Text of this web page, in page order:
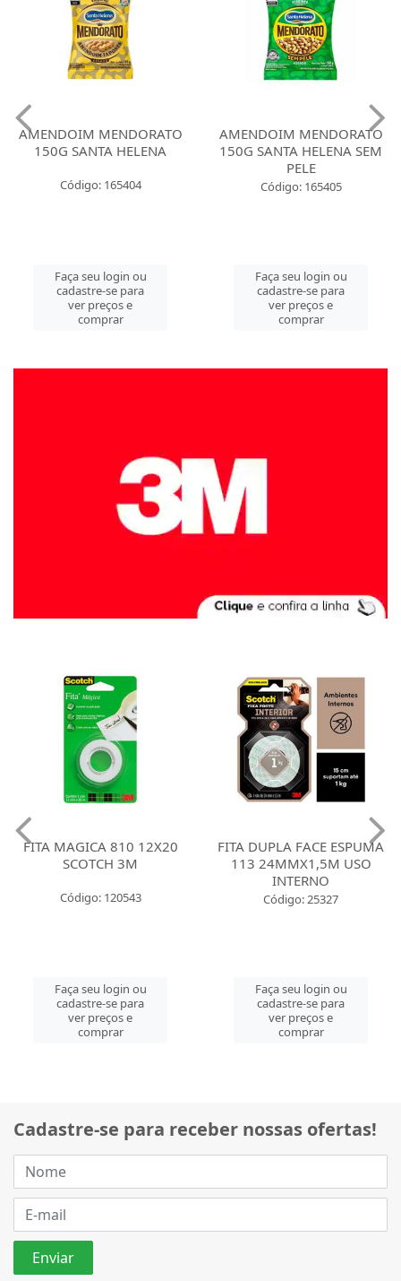
AMENDOIM MENDORATO
150G SANTA HELENA
Código: 165404
Faça seu login ou
cadastre-se para
ver preços e
comprar
AMENDOIM MENDORATO
150G SANTA HELENA SEM
PELE
Código: 165405
Faça seu login ou
cadastre-se para
ver preços e
comprar
FITA MAGICA 810 12X20
SCOTCH 3M
Código: 120543
Faça seu login ou
cadastre-se para
ver preços e
comprar
FITA DUPLA FACE ESPUMA
113 24MMX1,5M USO
INTERNO
Código: 25327
Faça seu login ou
cadastre-se para
ver preços e
comprar
Cadastre-se para receber nossas ofertas!